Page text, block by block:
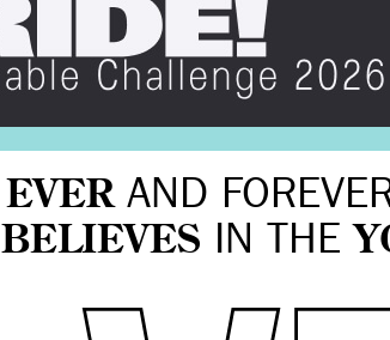
EVERAND
BELIEVES IN THE